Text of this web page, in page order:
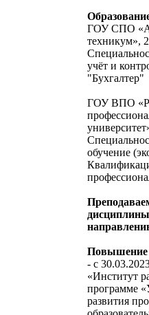
ГОУ СПО
техникум»,
учёт и
"Бухгалтер"
ГОУ ВПО
обучение
Повышение
- с
«Институт
программе
развития